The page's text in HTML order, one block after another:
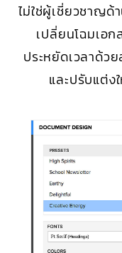
ไม่ใช่ผู้เชี่ยวชาญ
เปลี่ยนโฉมเอ
ประหยัดเวลาด้ว
และปรับแต่